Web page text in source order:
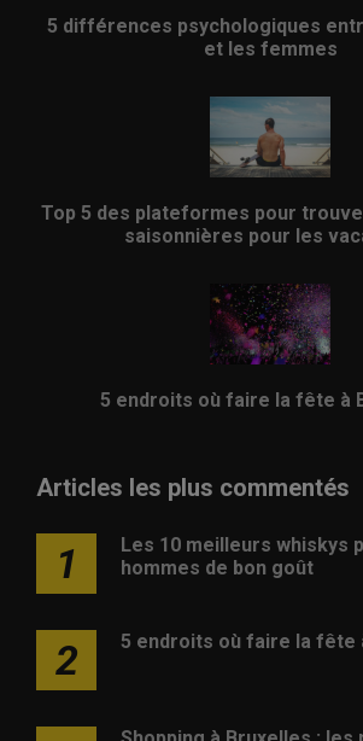
5 différences psychologiques
et les femmes
Top 5 des plateformes pour
saisonnières pour les
5 endroits où faire la fête à
Articles les plus commentés
1
Les 10 meilleurs whiskys
hommes de bon goût
2 5 endroits où faire la fête